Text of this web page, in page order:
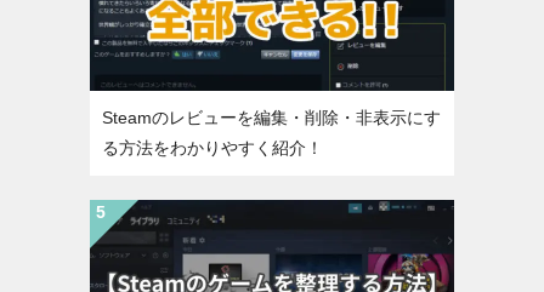
Steamのレビューを編集・削除・非表示にす
る方法をわかりやすく紹介！